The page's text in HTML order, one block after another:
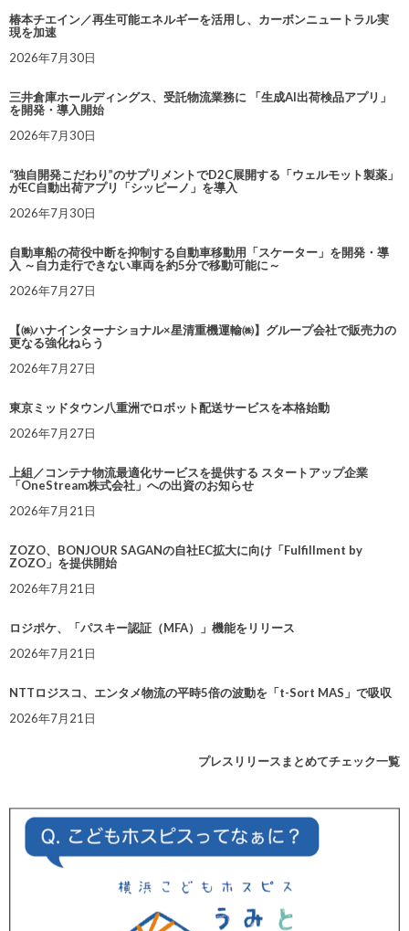
椿本チエイン／再生可能エネルギーを活用し、カーボンニュートラル実
現を加速
2026年7月30日
三井倉庫ホールディングス、受託物流業務に 「生成AI出荷検品アプリ」
を開発・導入開始
2026年7月30日
“独自開発こだわり”のサプリメントでD2C展開する「ウェルモット製薬」
がEC自動出荷アプリ「シッピーノ」を導入
2026年7月30日
自動車船の荷役中断を抑制する自動車移動用「スケーター」を開発・導
入 ～自力走行できない車両を約5分で移動可能に～
2026年7月27日
【㈱ハナインターナショナル×星清重機運輸㈱】グループ会社で販売力の
更なる強化ねらう
2026年7月27日
東京ミッドタウン八重洲でロボット配送サービスを本格始動
2026年7月27日
上組／コンテナ物流最適化サービスを提供する スタートアップ企業
「OneStream株式会社」への出資のお知らせ
2026年7月21日
ZOZO、BONJOUR SAGANの自社EC拡大に向け「Fulfillment by
ZOZO」を提供開始
2026年7月21日
ロジポケ、「パスキー認証（MFA）」機能をリリース
2026年7月21日
NTTロジスコ、エンタメ物流の平時5倍の波動を「t-Sort MAS」で吸収
2026年7月21日
プレスリリースまとめてチェック一覧